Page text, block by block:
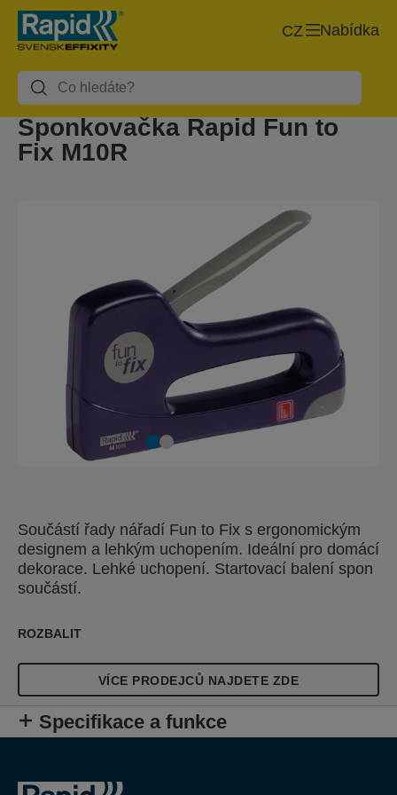
Nabídka
CZ
Sponkovačka Rapid Fun to
Fix M10R
Součástí řady nářadí Fun to Fix s ergonomickým
designem a lehkým uchopením. Ideální pro domácí
dekorace. Lehké uchopení. Startovací balení spon
součástí.
ROZBALIT
VÍCE PRODEJCŮ NAJDETE ZDE
Specifikace a funkce